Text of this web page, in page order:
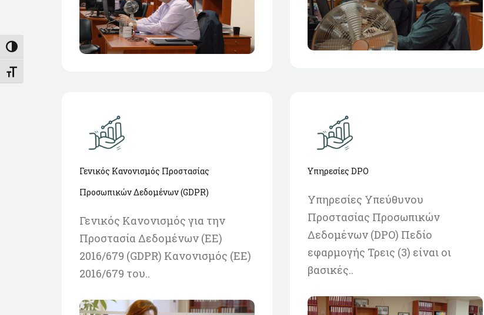
Εναλλαγή Υψηλής Αντίθεσης
Εναλλαγή Μεγέθους Γραμμάτων
Γενικός Κανονισμός Προστασίας
Προσωπικών Δεδομένων (GDPR)
Γενικός Κανονισμός για την
Προστασία Δεδομένων (ΕΕ)
2016/679 (GDPR) Κανονισμός (ΕΕ)
2016/679 του..
Υπηρεσίες DPO
Υπηρεσίες Υπεύθυνου
Προστασίας Προσωπικών
Δεδομένων (DPO) Πεδίο
εφαρμογής Τρεις (3) είναι οι
βασικές..